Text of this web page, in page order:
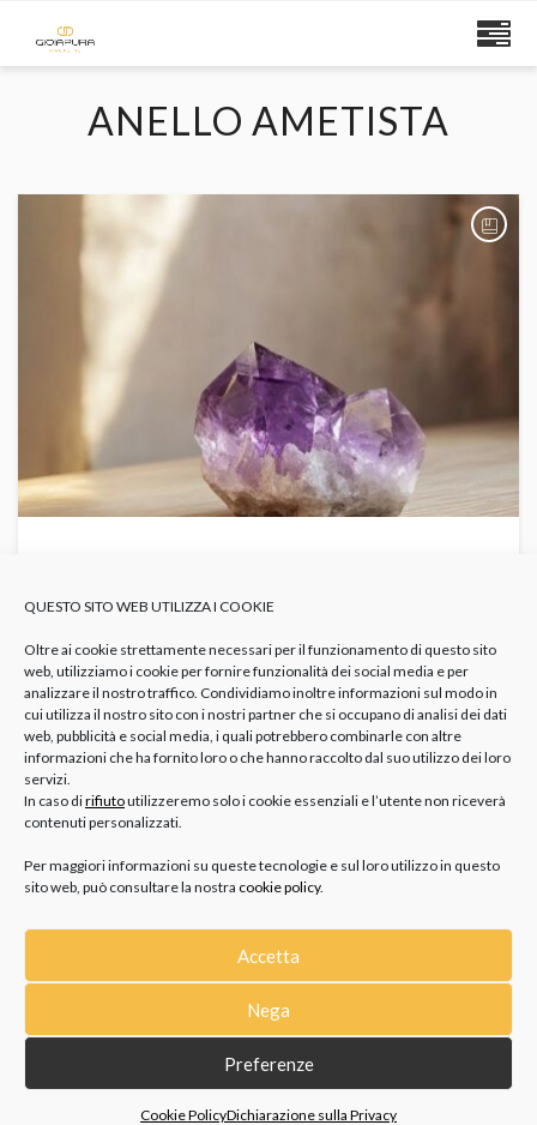
QUESTO SITO WEB UTILIZZA I COOKIE
Oltre ai cookie strettamente necessari per il funzionamento di questo sito
web, utilizziamo i cookie per fornire funzionalità dei social media e per
analizzare il nostro traffico. Condividiamo inoltre informazioni sul modo in
cui utilizza il nostro sito con i nostri partner che si occupano di analisi dei dati
web, pubblicità e social media, i quali potrebbero combinarle con altre
informazioni che ha fornito loro o che hanno raccolto dal suo utilizzo dei loro
servizi.
In caso dirifiutoutilizzeremo solo i cookie essenziali e l’utente non riceverà
contenuti personalizzati.
Per maggiori informazioni su queste tecnologie e sul loro utilizzo in questo
sito web, può consultare la nostra cookie policy.
Accetta
Nega
Preferenze
Cookie PolicyDichiarazione sulla Privacy
ANELLO AMETISTA
CRISTALLO
L’ametista è una delle gemme più affascinanti e amate nella
storia delle pietre preziose. Uno dei motivi è sicuramente...
CATEGORIE
IDEE REGALO